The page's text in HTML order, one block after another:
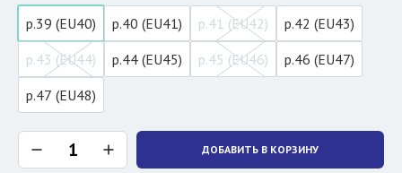
р.39 (EU40)
р.40 (EU41) р.41 (EU42)
р.42 (EU43)
р.43 (EU44)
р.44 (EU45) р.45 (EU46)
р.46 (EU47)
р.47 (EU48)
ДОБАВИТЬ В КОРЗИНУ